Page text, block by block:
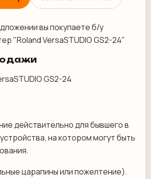
вы покупаете б/у
"Roland VersaSTUDIO GS2-24"
GS2-24
действительно для бывшего в
на котором могут быть
царапины или пожелтение).